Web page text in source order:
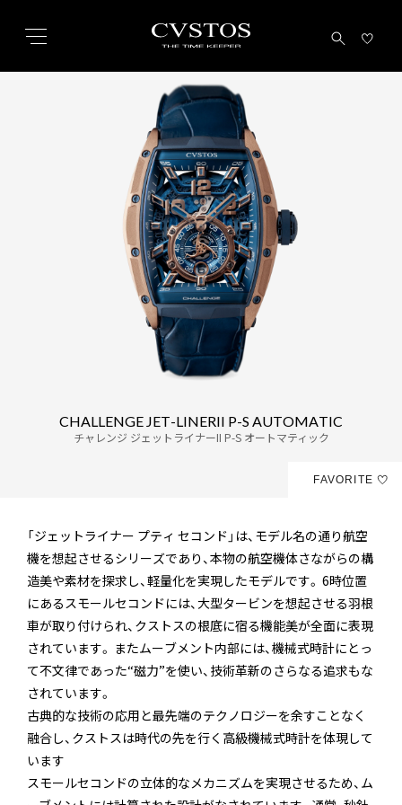
CHALLENGE JET-LINERII P-S AUTOMATIC
チャレンジ ジェットライナーII P-S オートマティック
FAVORITE
「ジェットライナー プティ セコンド」は、モデル名の通り航空
機を想起させるシリーズであり、本物の航空機体さながらの構
造美や素材を探求し、軽量化を実現したモデルです。 6時位置
にあるスモールセコンドには、大型タービンを想起させる羽根
車が取り付けられ、クストスの根底に宿る機能美が全面に表現
されています。 またムーブメント内部には、機械式時計にとっ
て不文律であった“磁力”を使い、技術革新のさらなる追求もな
されています。
古典的な技術の応用と最先端のテクノロジーを余すことなく
融合し、クストスは時代の先を行く高級機械式時計を体現して
います
スモールセコンドの立体的なメカニズムを実現させるため、ム